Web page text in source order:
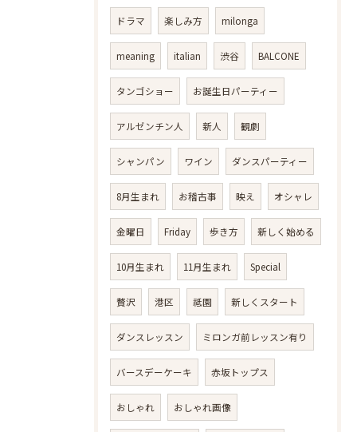
ドラマ 楽しみ方 milonga
meaning italian 渋谷 BALCONE
タンゴショー お誕生日パーティー
アルゼンチン人 新人 観劇
シャンパン ワイン ダンスパーティー
8月生まれ お稽古事 映え オシャレ
金曜日 Friday 歩き方 新しく始める
10月生まれ 11月生まれ Special
贅沢 港区 祗園 新しくスタート
ダンスレッスン ミロンガ前レッスン有り
バースデーケーキ 赤坂トップス
おしゃれ おしゃれ画像